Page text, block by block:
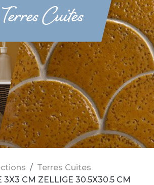
Terres Cuites
Terres Cuites
3X3 CM ZELLIGE 30.5X30.5 CM